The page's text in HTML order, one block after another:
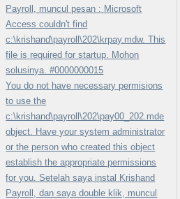
Payroll, muncul pesan : Microsoft
Access couldn't find
c:\krishand\payroll\202\krpay.mdw. This
file is required for startup. Mohon
solusinya. #0000000015
You do not have necessary permisions
to use the
c:\krishand\payroll\202\pay00_202.mde
object. Have your system administrator
or the person who created this object
establish the appropriate permissions
for you. Setelah saya instal Krishand
Payroll, dan saya double klik, muncul